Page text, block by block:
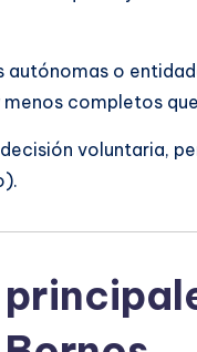
autónomas o
completos
voluntaria,